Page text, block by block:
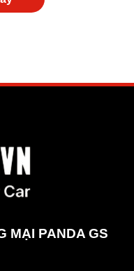
MẠI PANDA GS